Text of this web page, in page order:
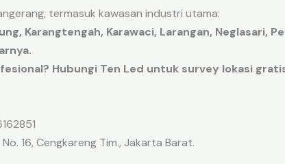
termasuk kawasan industri utama:
Karangtengah, Karawaci, Larangan, Neglasari,
Hubungi Ten Led untuk survey lokasi
16, Cengkareng Tim., Jakarta Barat.